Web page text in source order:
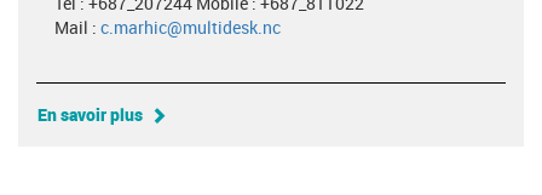
Mail : c.marhic@multidesk.nc
En savoir plus